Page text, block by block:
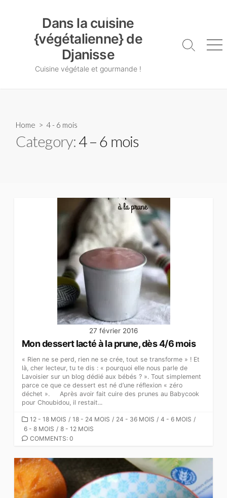
Dans la cuisine
{végétalienne} de
Djanisse
Cuisine végétale et gourmande !
Search
Home > 4 - 6 mois
Category:4 – 6 mois
27 février 2016
Mon dessert lacté à la prune, dès 4/6 mois
« Rien ne se perd, rien ne se crée, tout se transforme » ! Et
là, cher lecteur, tu te dis : « pourquoi elle nous parle de
Lavoisier sur un blog dédié aux bébés ? ». Tout simplement
parce ce que ce dessert est né d’une réflexion « zéro
déchet ». Après avoir fait cuire des prunes au Babycook
pour Choubidou, il restait...
CATEGORIES
12 - 18 MOIS / 18 - 24 MOIS / 24 - 36 MOIS / 4 - 6 MOIS /
6 - 8 MOIS / 8 - 12 MOIS
COMMENTS: 0